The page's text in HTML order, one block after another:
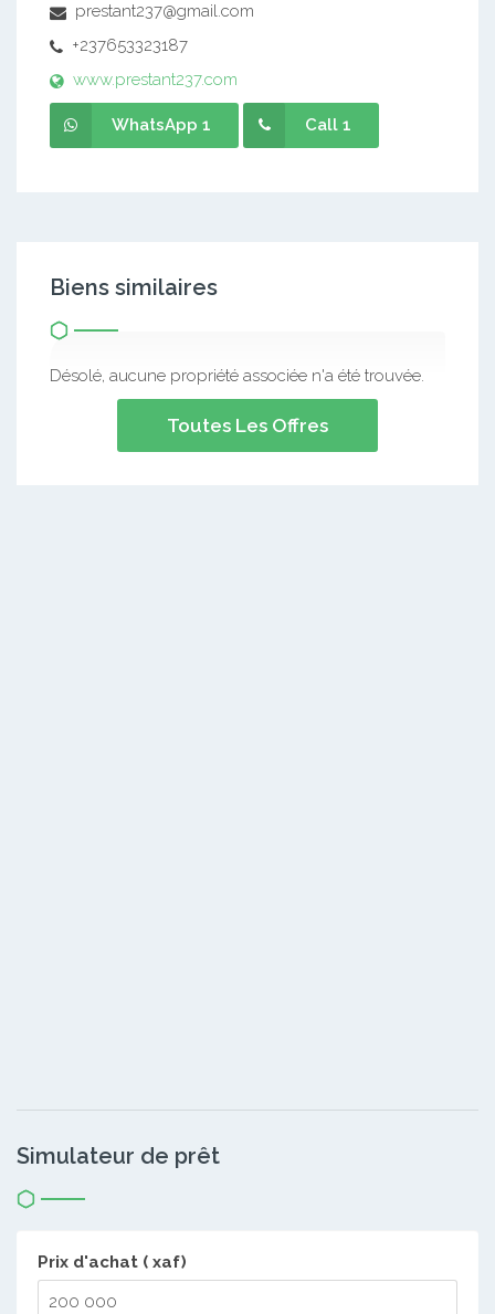
prestant237@gmail.com
+237653323187
www.prestant237.com
WhatsApp 1 Call 1
Biens similaires
Désolé, aucune propriété associée n'a été trouvée.
Toutes Les Offres
Simulateur de prêt
Prix d'achat ( xaf)